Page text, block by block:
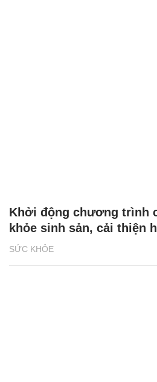
SỨC KHỎE
Khởi động chương trình
khỏe sinh sản, cải thiện